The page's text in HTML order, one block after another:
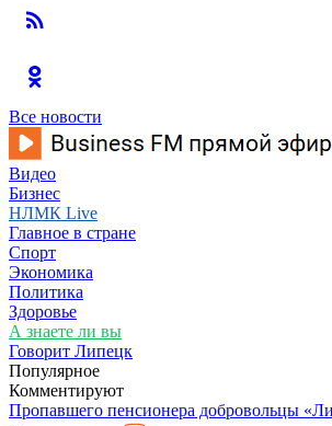
Все новости
Видео
Бизнес
НЛМК Live
Главное в стране
Спорт
Экономика
Политика
Здоровье
А знаете ли вы
Говорит Липецк
Популярное
Комментируют
Пропавшего пенсионера добровольцы